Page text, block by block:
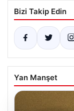
Bizi Takip Edin
Yan Manşet